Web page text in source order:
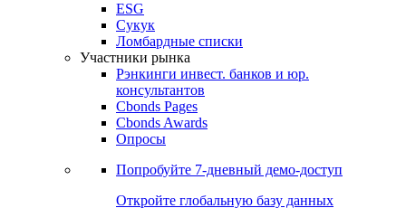
Специальные разделы
Кривые доходности
Best bid/ask
ЦФА
ESG
Сукук
Ломбардные списки
Участники рынка
Рэнкинги инвест. банков и юр.
Cbonds Pages
Опросы